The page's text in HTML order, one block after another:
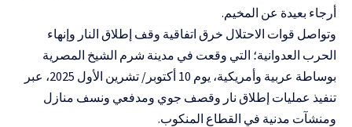
أرجاء بعيدة عن المخيم.
وتواصل قوات الاحتلال خرق اتفاقية وقف إطلاق النار وإنهاء
الحرب العدوانية؛ التي وقعت في مدينة شرم الشيخ المصرية
بوساطة عربية وأمريكية، يوم 10 أكتوبر/ تشرين الأول 2025، عبر
تنفيذ عمليات إطلاق نار وقصف جوي ومدفعي ونسف منازل
ومنشآت مدنية في القطاع المنكوب.